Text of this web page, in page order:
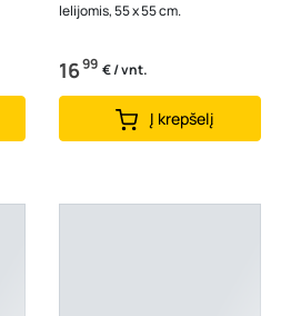
lelijomis, 55 x 55 cm.
1699 € / vnt.
Į krepšelį